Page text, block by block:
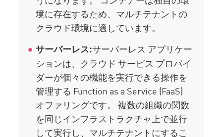
境に存在するため、マルチテナントの
クラウド環境に適しています。
サーバーレス:サーバーレス アプリケー
ションは、クラウド サービス プロバイ
ダーが個々の機能を実行できる操作を
管理する Function as a Service (FaaS)
オファリングです。 複数の組織の関数
を同じインフラストラクチャ上で並行
して実行し、マルチテナントにするこ